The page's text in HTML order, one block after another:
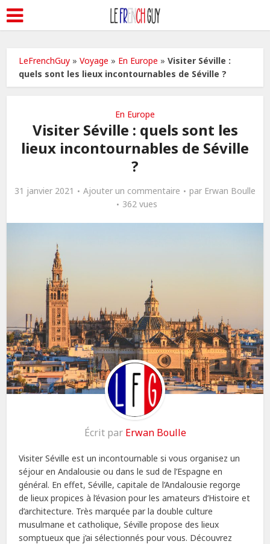
LeFrenchGuy »Voyage » En Europe »Visiter Séville :
quels sont les lieux incontournables de Séville ?
En Europe
Visiter Séville : quels sont les
lieux incontournables de Séville
?
31 janvier 2021 Ajouter un commentaire par Erwan Boulle
362 vues
Écrit par Erwan Boulle
Visiter Séville est un incontournable si vous organisez un
séjour en Andalousie ou dans le sud de l’Espagne en
général. En effet, Séville, capitale de l’Andalousie regorge
de lieux propices à l’évasion pour les amateurs d’Histoire et
d’architecture. Très marquée par la double culture
musulmane et catholique, Séville propose des lieux
somptueux que j’ai sélectionnés pour vous. Découvrez